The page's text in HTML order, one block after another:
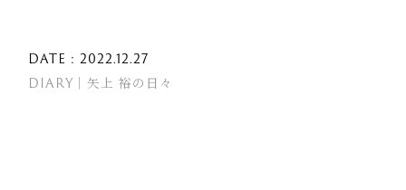
DATE : 2022.12.27
DIARY｜矢上 裕の日々